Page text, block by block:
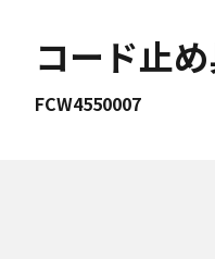
コード止
FCW4550007